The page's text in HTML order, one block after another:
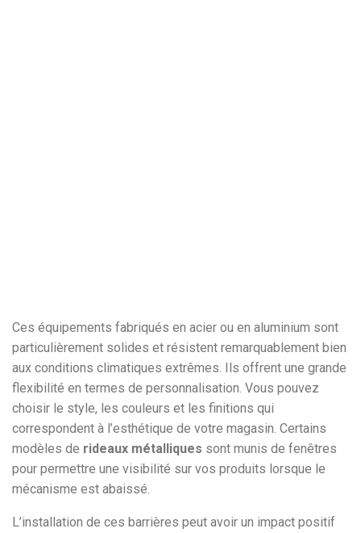
Ces équipements fabriqués en acier ou en aluminium sont
particulièrement solides et résistent remarquablement bien
aux conditions climatiques extrêmes. Ils offrent une grande
flexibilité en termes de personnalisation. Vous pouvez
choisir le style, les couleurs et les finitions qui
correspondent à l’esthétique de votre magasin. Certains
modèles de rideaux métalliques sont munis de fenêtres
pour permettre une visibilité sur vos produits lorsque le
mécanisme est abaissé.
L’installation de ces barrières peut avoir un impact positif